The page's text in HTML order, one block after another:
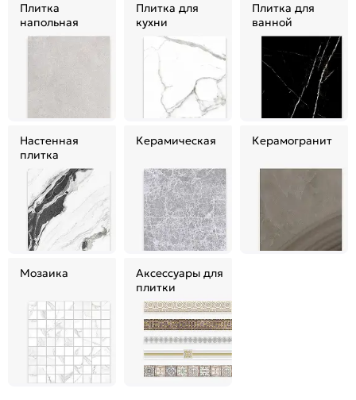
Плитка
напольная
Плитка для
кухни
Плитка для
ванной
Настенная
плитка
Керамическая Керамогранит
Мозаика
Аксессуары для
плитки